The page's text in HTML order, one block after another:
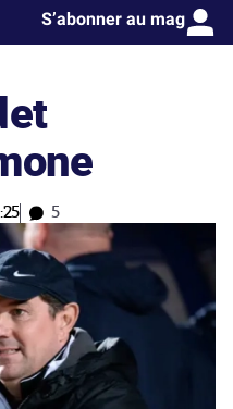
S’abonner au mag
5